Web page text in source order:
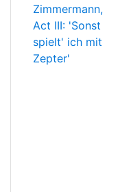
Zimmermann,
Act III: 'Sonst
spielt' ich mit
Zepter'